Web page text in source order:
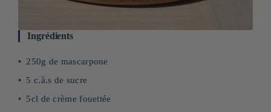
Ingrédients
250g de mascarpone
5 c.à.s de sucre
5cl de crème fouettée